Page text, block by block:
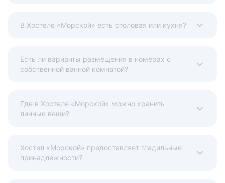
В Хостеле «Морской» есть столовая или кухня?
Есть ли варианты размещения в номерах с
собственной ванной комнатой?
Где в Хостеле «Морской» можно хранить
личные вещи?
Хостел «Морской» предоставляет гладильные
принадлежности?